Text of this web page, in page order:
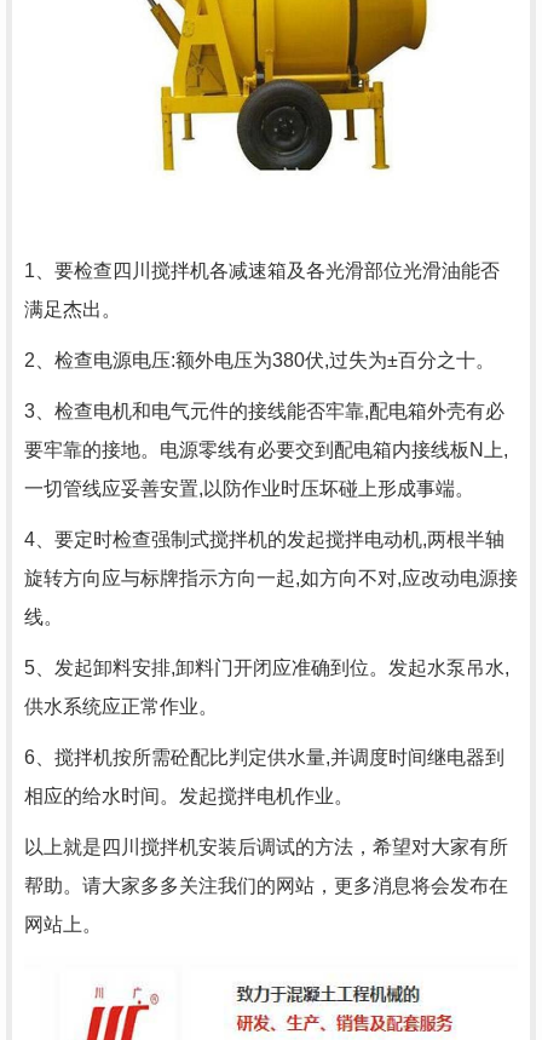
1、要检查四川搅拌机各减速箱及各光滑部位光滑油能否
满足杰出。
2、检查电源电压:额外电压为380伏,过失为±百分之十。
3、检查电机和电气元件的接线能否牢靠,配电箱外壳有必
要牢靠的接地。电源零线有必要交到配电箱内接线板N上,
一切管线应妥善安置,以防作业时压坏碰上形成事端。
4、要定时检查强制式搅拌机的发起搅拌电动机,两根半轴
旋转方向应与标牌指示方向一起,如方向不对,应改动电源接
线。
5、发起卸料安排,卸料门开闭应准确到位。发起水泵吊水,
供水系统应正常作业。
6、搅拌机按所需砼配比判定供水量,并调度时间继电器到
相应的给水时间。发起搅拌电机作业。
以上就是四川搅拌机安装后调试的方法，希望对大家有所
帮助。请大家多多关注我们的网站，更多消息将会发布在
网站上。